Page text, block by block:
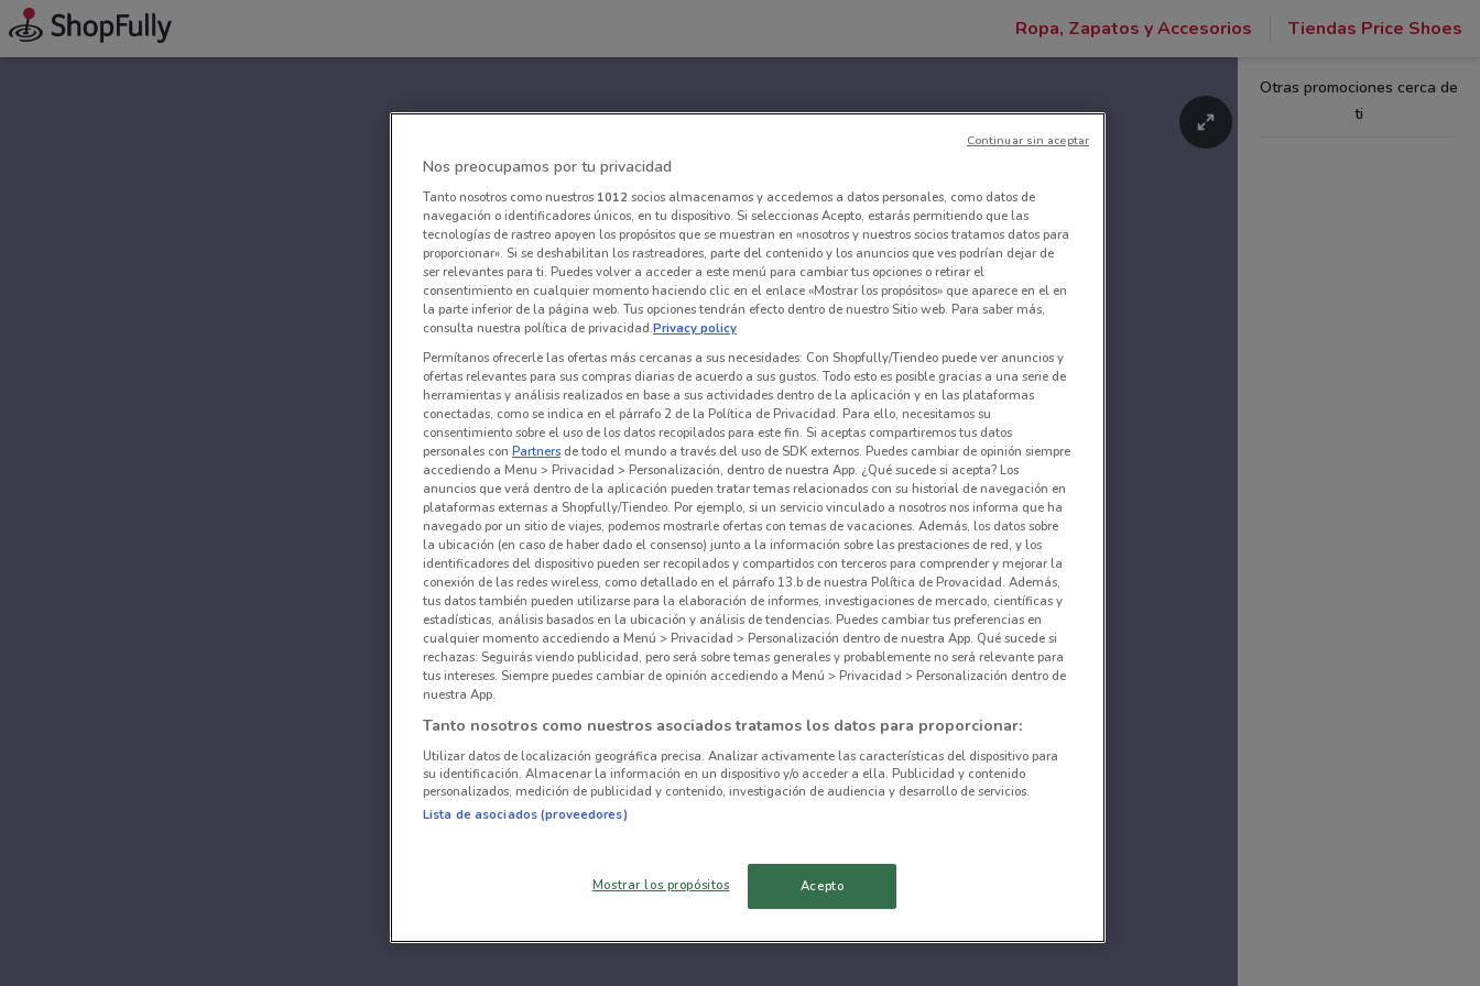
Ropa, Zapatos y Accesorios Tiendas Price Shoes
Otras promociones cerca de
ti
Nos preocupamos por tu privacidad
Tanto nosotros como nuestros 1012socios almacenamos y accedemos a datos personales, como datos de
navegación o identificadores únicos, en tu dispositivo. Si seleccionas Acepto, estarás permitiendo que las
tecnologías de rastreo apoyen los propósitos que se muestran en «nosotros y nuestros socios tratamos datos para
proporcionar». Si se deshabilitan los rastreadores, parte del contenido y los anuncios que ves podrían dejar de
ser relevantes para ti. Puedes volver a acceder a este menú para cambiar tus opciones o retirar el
consentimiento en cualquier momento haciendo clic en el enlace «Mostrar los propósitos» que aparece en el en
la parte inferior de la página web. Tus opciones tendrán efecto dentro de nuestro Sitio web. Para saber más,
consulta nuestra política de privacidad.Privacy policy
Permítanos ofrecerle las ofertas más cercanas a sus necesidades: Con Shopfully/Tiendeo puede ver anuncios y
ofertas relevantes para sus compras diarias de acuerdo a sus gustos. Todo esto es posible gracias a una serie de
herramientas y análisis realizados en base a sus actividades dentro de la aplicación y en las plataformas
conectadas, como se indica en el párrafo 2 de la Política de Privacidad. Para ello, necesitamos su
consentimiento sobre el uso de los datos recopilados para este fin. Si aceptas compartiremos tus datos
personales con Partners de todo el mundo a través del uso de SDK externos. Puedes cambiar de opinión siempre
accediendo a Menu > Privacidad > Personalización, dentro de nuestra App. ¿Qué sucede si acepta? Los
anuncios que verá dentro de la aplicación pueden tratar temas relacionados con su historial de navegación en
plataformas externas a Shopfully/Tiendeo. Por ejemplo, si un servicio vinculado a nosotros nos informa que ha
navegado por un sitio de viajes, podemos mostrarle ofertas con temas de vacaciones. Además, los datos sobre
la ubicación (en caso de haber dado el consenso) junto a la información sobre las prestaciones de red, y los
identificadores del dispositivo pueden ser recopilados y compartidos con terceros para comprender y mejorar la
conexión de las redes wireless, como detallado en el párrafo 13.b de nuestra Política de Provacidad. Además,
tus datos también pueden utilizarse para la elaboración de informes, investigaciones de mercado, científicas y
estadísticas, análisis basados en la ubicación y análisis de tendencias. Puedes cambiar tus preferencias en
cualquier momento accediendo a Menú > Privacidad > Personalización dentro de nuestra App. Qué sucede si
rechazas: Seguirás viendo publicidad, pero será sobre temas generales y probablemente no será relevante para
tus intereses. Siempre puedes cambiar de opinión accediendo a Menú > Privacidad > Personalización dentro de
nuestra App.
Tanto nosotros como nuestros asociados tratamos los datos para proporcionar:
Utilizar datos de localización geográfica precisa. Analizar activamente las características del dispositivo para
su identificación. Almacenar la información en un dispositivo y/o acceder a ella. Publicidad y contenido
personalizados, medición de publicidad y contenido, investigación de audiencia y desarrollo de servicios.
Lista de asociados (proveedores)
Mostrar los propósitos Acepto
Continuar sin aceptar